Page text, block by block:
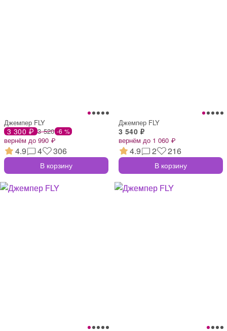
Джемпер FLY
3 300 ₽ 3 520 -6 %
вернём до 990 ₽
4.9 4 306
В корзину
Джемпер FLY
3 540 ₽
вернём до 1 060 ₽
4.9 2 216
В корзину